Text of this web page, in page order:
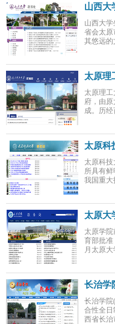
山西大
山西大
省会太原
其悠远的
太原理
太原理
府，由
成。历
太原科
太原科
所具有
我国重大
太原大
太原学院
育部批准
月太原
长治学
长治学院
合性全
西省长治